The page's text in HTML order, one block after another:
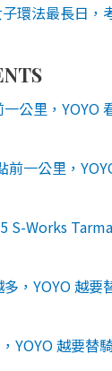
環法最長日，
公里，YOYO
前一公里，
S-Works
，YOYO 越要
YOYO 越要替